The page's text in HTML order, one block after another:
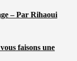
– Par Rihaoui
faisons une